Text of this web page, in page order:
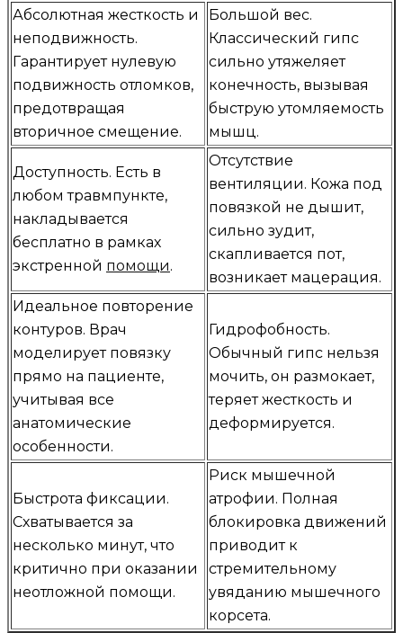
Абсолютная жесткость и
неподвижность.
Гарантирует нулевую
подвижность отломков,
предотвращая
вторичное смещение.
Большой вес.
Классический гипс
сильно утяжеляет
конечность, вызывая
быструю утомляемость
мышц.
Доступность. Есть в
любом травмпункте,
накладывается
бесплатно в рамках
экстренной помощи.
Отсутствие
вентиляции. Кожа под
повязкой не дышит,
сильно зудит,
скапливается пот,
возникает мацерация.
Идеальное повторение
контуров. Врач
моделирует повязку
прямо на пациенте,
учитывая все
анатомические
особенности.
Гидрофобность.
Обычный гипс нельзя
мочить, он размокает,
теряет жесткость и
деформируется.
Быстрота фиксации.
Схватывается за
несколько минут, что
критично при оказании
неотложной помощи.
Риск мышечной
атрофии. Полная
блокировка движений
приводит к
стремительному
увяданию мышечного
корсета.